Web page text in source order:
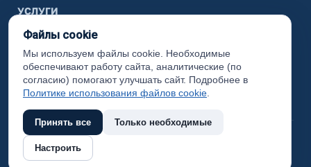
УСЛУГИ
ТИК
ИНФОРМАЦИЯ
Законодательная карта
Карта сайта
(с) 2017 Ханты-Мансийский район, официальный сайт
администрации
Файлы cookie
Мы используем файлы cookie. Необходимые
обеспечивают работу сайта, аналитические (по
согласию) помогают улучшать сайт. Подробнее в
Политике использования файлов cookie
Принять все Только необходимые
Настроить